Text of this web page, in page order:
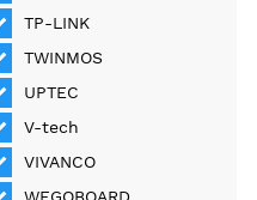
TP-LINK
TWINMOS
UPTEC
V-tech
VIVANCO